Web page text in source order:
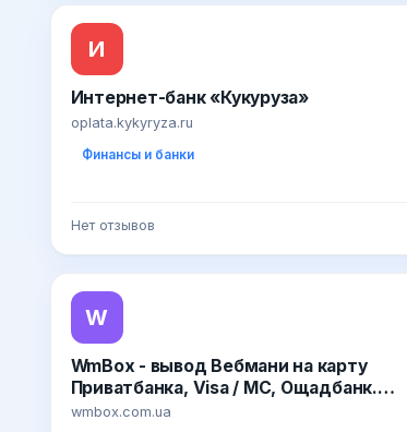
И
Интернет-банк «Кукуруза»
oplata.kykyryza.ru
Финансы и банки
Нет отзывов
W
WmBox - вывод Вебмани на карту
Приватбанка, Visa / MC, Ощадбанк.
Пополнить Вебмани через Приват24 и
wmbox.com.ua